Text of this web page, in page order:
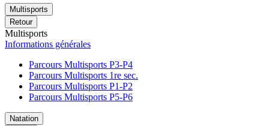
Multisports
Retour
Multisports
Informations générales
Parcours Multisports P3-P4
Parcours Multisports 1re sec.
Parcours Multisports P1-P2
Parcours Multisports P5-P6
Natation